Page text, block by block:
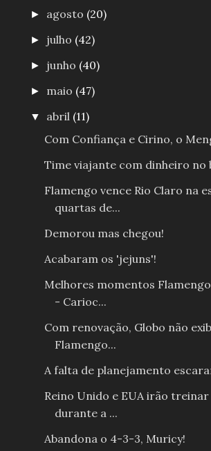
► agosto (20)
► julho (42)
► junho (40)
► maio (47)
▼ abril (11)
Com Confiança e Cirino, o
Time viajante com dinheiro no
Flamengo vence Rio Claro na
quartas de...
Demorou mas chegou!
Acabaram os 'jejuns'!
Melhores momentos
- Carioc...
Com renovação, Globo não
Flamengo...
A falta de planejamento
Reino Unido e EUA irão
durante a ...
Abandona o 4-3-3, Muricy!